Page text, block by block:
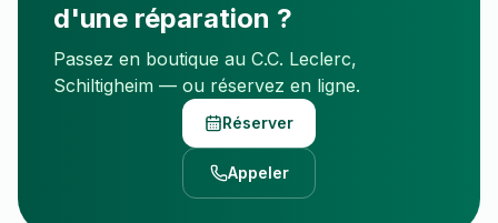
d'une réparation ?
Passez en boutique au C.C. Leclerc,
Schiltigheim — ou réservez en ligne.
Réserver
Appeler